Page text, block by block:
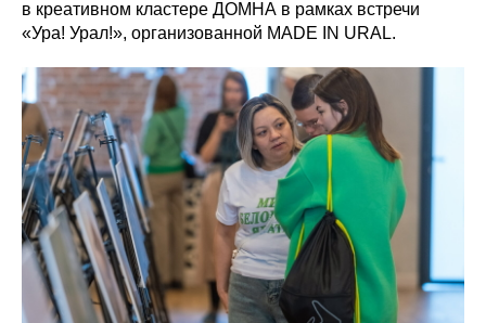
в креативном кластере ДОМНА в рамках встречи
«Ура! Урал!», организованной MADE IN URAL.